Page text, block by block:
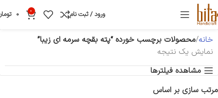
ورود / ثبت نام 0
0
خانه محصولات برچسب خورده “پته بقچه سرمه ای زیبا”
نمایش یک نتیجه
مشاهده فیلترها
مرتب سازی بر اساس